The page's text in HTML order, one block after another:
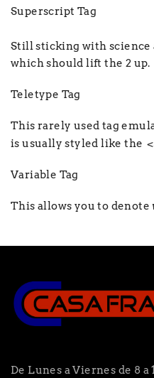
Superscript Tag
Still sticking with science
which should lift the 2 up.
Teletype Tag
This rarely used tag
is usually styled like the
Variable Tag
This allows you to denote
De Lunes a Viernes de 8 a